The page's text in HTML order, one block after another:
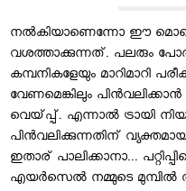
നല്‍കിയാണെന്നോ ഈ
വശത്താക്കുന്നത്‌. പലരും
കമ്പനികളേയും മാറിമാറി
വേണമെങ്കിലും പിന്‍വലിക്കാന്‍
വെയ്‌പ്പ്‌. എന്നാല്‍ ട്രായി
പിന്‍വലിക്കുന്നതിന്‌
ഇതാര്‌ പാലിക്കാനാ...
എയര്‍സെല്‍ നമ്മുടെ മുമ്പില്‍